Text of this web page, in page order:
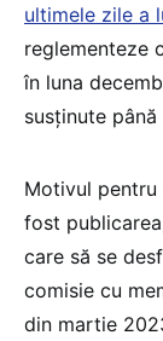
ultimele zile a
reglementeze
în luna
susținute
Motivul pentru
fost
care să se
comisie cu
din martie